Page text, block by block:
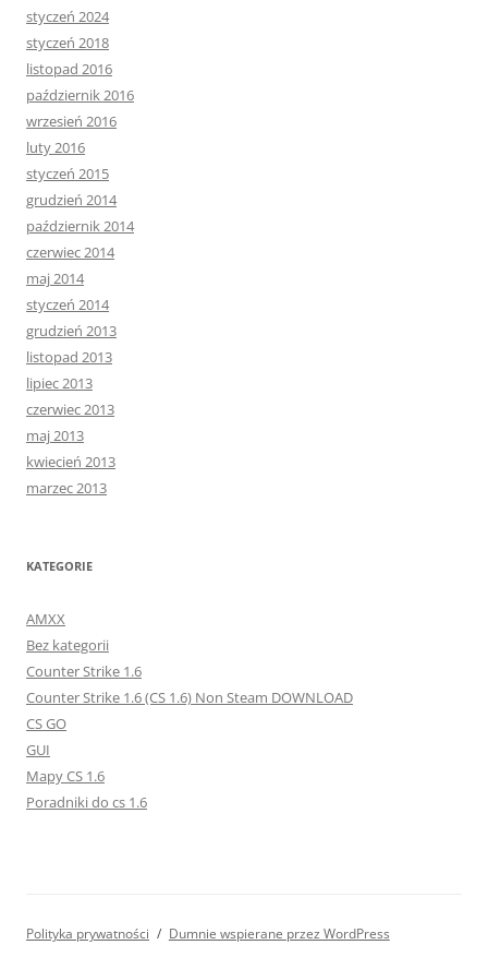
styczeń 2024
styczeń 2018
listopad 2016
październik 2016
wrzesień 2016
luty 2016
styczeń 2015
grudzień 2014
październik 2014
czerwiec 2014
maj 2014
styczeń 2014
grudzień 2013
listopad 2013
lipiec 2013
czerwiec 2013
maj 2013
kwiecień 2013
marzec 2013
KATEGORIE
AMXX
Bez kategorii
Counter Strike 1.6
Counter Strike 1.6 (CS 1.6) Non Steam DOWNLOAD
CS GO
GUI
Mapy CS 1.6
Poradniki do cs 1.6
Polityka prywatności Dumnie wspierane przez WordPress